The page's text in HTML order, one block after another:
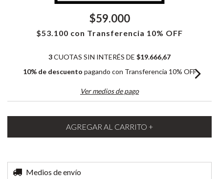
$59.000
$53.100 con Transferencia 10% OFF
3CUOTAS SIN INTERÉS DE $19.666,67
10% de descuento pagando con Transferencia 10% OFF
Ver medios de pago
Entregas para el CP:
Medios de envío